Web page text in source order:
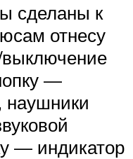
сделаны к
отнесу
—
наушники
— индикатор